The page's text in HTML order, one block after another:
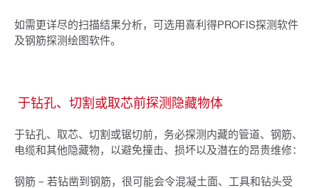
如需更详尽的扫描结果分析，可选用喜利得PROFIS探测软件
及钢筋探测绘图软件。
于钻孔、切割或取芯前探测隐藏物体
于钻孔、取芯、切割或锯切前，务必探测内藏的管道、钢筋、
电缆和其他隐藏物，以避免撞击、损坏以及潜在的昂贵维修：
钢筋 – 若钻凿到钢筋，很可能会令混凝土面、工具和钻头受